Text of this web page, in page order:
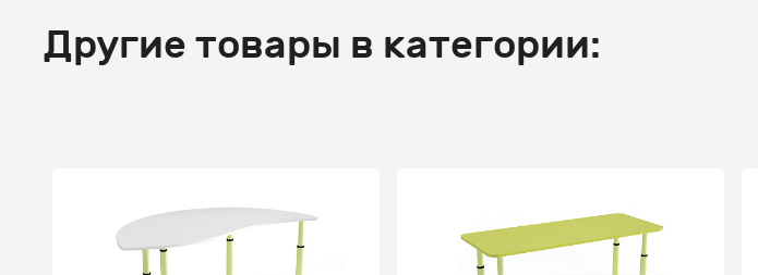
Другие товары в категории: